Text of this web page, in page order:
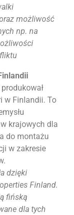
możliwość
np. na
w Finlandii. To
krajowych dla
do montażu
w zakresie
dzięki
Finland.
fińską
dla tych